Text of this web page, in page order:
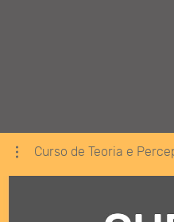
Curso de Teoria e